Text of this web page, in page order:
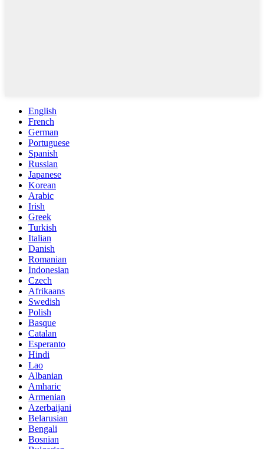
English
French
German
Portuguese
Spanish
Russian
Japanese
Korean
Arabic
Irish
Greek
Turkish
Italian
Danish
Romanian
Indonesian
Czech
Afrikaans
Swedish
Polish
Basque
Catalan
Esperanto
Hindi
Lao
Albanian
Amharic
Armenian
Azerbaijani
Belarusian
Bengali
Bosnian